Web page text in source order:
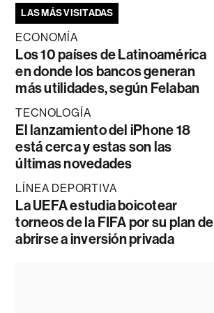
LAS MÁS VISITADAS
ECONOMÍA
Los 10 países de Latinoamérica
en donde los bancos generan
más utilidades, según Felaban
TECNOLOGÍA
El lanzamiento del iPhone 18
está cerca y estas son las
últimas novedades
LÍNEA DEPORTIVA
La UEFA estudia boicotear
torneos de la FIFA por su plan de
abrirse a inversión privada